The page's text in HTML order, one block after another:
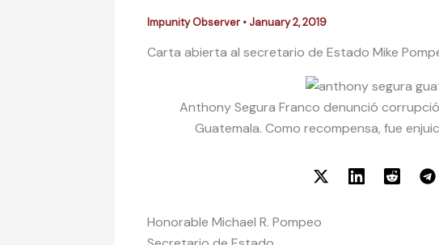
Impunity Observer • January 2, 2019
Carta abierta al secretario de Estado Mike
Anthony Segura Franco denunció
Guatemala. Como recompensa, fue
Honorable Michael R. Pompeo